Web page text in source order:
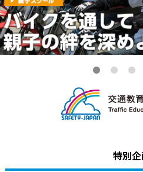
ホテル・キャンプ
グッズ＆ショップ
特別